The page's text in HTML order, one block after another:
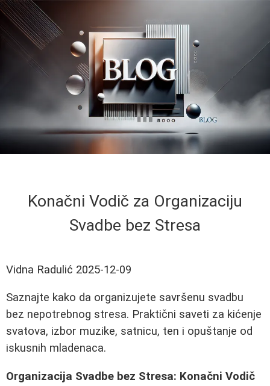
Konačni Vodič za Organizaciju
Svadbe bez Stresa
Vidna Radulić 2025-12-09
Saznajte kako da organizujete savršenu svadbu
bez nepotrebnog stresa. Praktični saveti za kićenje
svatova, izbor muzike, satnicu, ten i opuštanje od
iskusnih mladenaca.
Organizacija Svadbe bez Stresa: Konačni Vodič